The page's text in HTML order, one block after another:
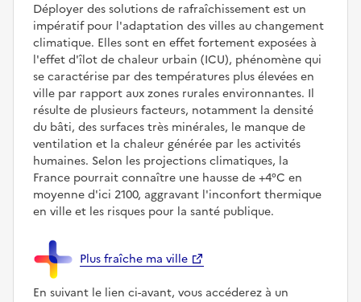
Déployer des solutions de rafraîchissement est un
impératif pour l'adaptation des villes au changement
climatique. Elles sont en effet fortement exposées à
l'effet d'îlot de chaleur urbain (ICU), phénomène qui
se caractérise par des températures plus élevées en
ville par rapport aux zones rurales environnantes. Il
résulte de plusieurs facteurs, notamment la densité
du bâti, des surfaces très minérales, le manque de
ventilation et la chaleur générée par les activités
humaines. Selon les projections climatiques, la
France pourrait connaître une hausse de +4°C en
moyenne d'ici 2100, aggravant l'inconfort thermique
en ville et les risques pour la santé publique.
Plus fraîche ma ville
En suivant le lien ci-avant, vous accéderez à un